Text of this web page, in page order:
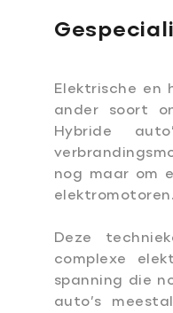
Elektrische en
ander soort
Hybride
nog maar om
elektromotoren.
Deze
complexe
spanning die
auto’s